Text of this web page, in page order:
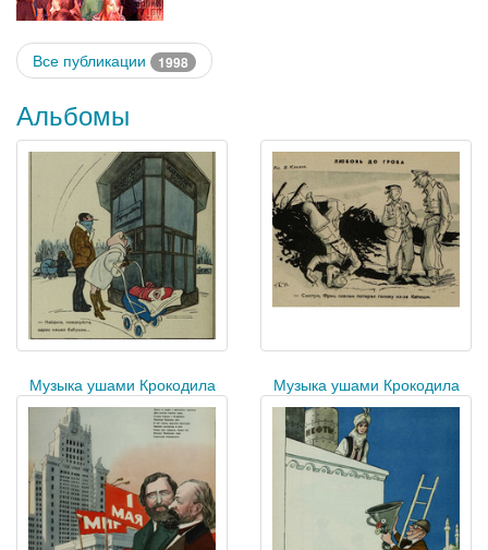
Все публикации 1998
Альбомы
Музыка ушами Крокодила Музыка ушами Крокодила